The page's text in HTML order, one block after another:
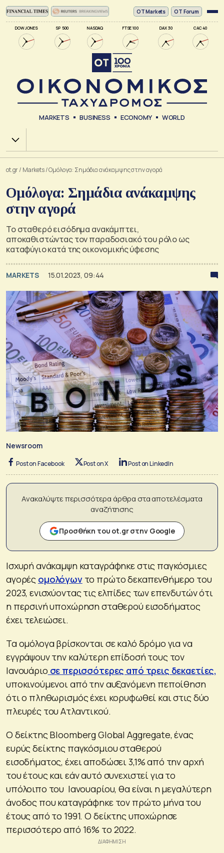
DOW JONES SP 500 NASDAQ FTSE 100 DAX 30 CAC 40
ΟΤ Markets OT Forum
MARKETS BUSINESS ECONOMY WORLD
Χ.Α.
ot.gr/ Markets/Ομόλογα: Σημάδια ανάκαμψης στην αγορά
Ομόλογα: Σημάδια ανάκαμψης
στην αγορά
Το σταθερό εισόδημα ανακάμπτει,
αποκαθιστώντας τον παραδοσιακό του ρόλο ως
καταφύγιο κατά της οικονομικής ύφεσης
MARKETS 15.01.2023, 09:44
Newsroom
Post on Facebook Post on X Post on LinkedIn
Ανακαλύψτε περισσότερα άρθρα στα αποτελέσματα
αναζήτησης
Προσθήκη του ot.gr στην Google
Ισχυρή ανάκαμψη καταγράφηκε στις παγκόσμιες
αγορές ομολόγωντο πρώτο δεκαπενθήμερο του
2023, ενισχύοντας τις ελπίδες των επενδυτών ότι
η περσινή υποχώρηση σταθερού εισοδήματος
έχει τελειώσει.
Τα ομόλογα βρίσκονται σε καλό δρόμο για να
εγγράψουν την καλύτερη επίδοσή τους τον
Ιανουάριο σε περισσότερες από τρεις δεκαετίες,
υποκινούμενοι από την αυξανόμενη πεποίθηση
ότι ο πληθωρισμός έχει κορυφωθεί και στις δύο
πλευρές του Ατλαντικού.
Ο δείκτης Bloomberg Global Aggregate, ένας
ευρύς δείκτης παγκόσμιου σταθερού
εισοδήματος, έχει αποδώσει 3,1% από την αρχή
του έτους και εάν αυτό συνεχιστεί για το
υπόλοιπο του Ιανουαρίου, θα είναι η μεγαλύτερη
άνοδος που καταγράφηκε τον πρώτο μήνα του
έτους από το 1991. Ο δείκτης υποχώρησε
περισσότερο από 16% το 2022.